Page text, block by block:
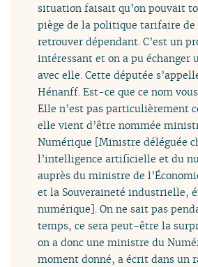
situation faisait qu’on pouvait
piège de la politique tarifaire de
retrouver dépendant. C’est un
intéressant et on a pu échanger
avec elle. Cette députée
Hénanff. Est-ce que ce nom
Elle n’est pas particulièrement
elle vient d’être nommée
Numérique [Ministre déléguée
l’intelligence artificielle et du
auprès du ministre de
et la Souveraineté industrielle,
numérique]. On ne sait pas
temps, ce sera peut-être la
on a donc une ministre du
moment donné, a écrit dans un